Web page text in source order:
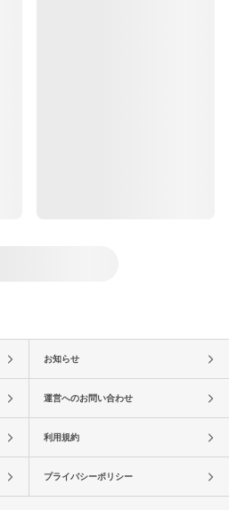
お知らせ
運営へのお問い合わせ
利用規約
プライバシーポリシー